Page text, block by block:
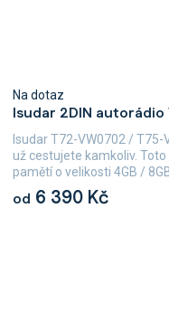
Isudar 2DIN
Na dotaz
od 6 390 Kč
Isudar T72-VW0702 /
už cestujete kamkoliv.
pamětí o velikosti 4GB /